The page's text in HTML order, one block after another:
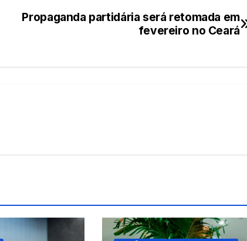
Propaganda partidária será retomada em
fevereiro no Ceará